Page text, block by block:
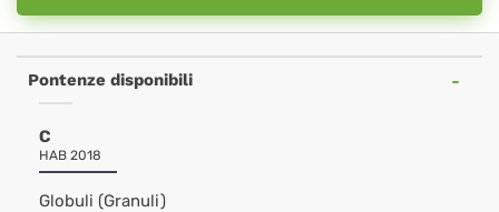
Pontenze disponibili
C
HAB 2018
Globuli (Granuli)